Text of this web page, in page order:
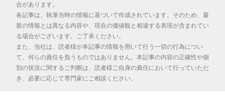
合があります。
各記事は、執筆当時の情報に基づいて作成されています。そのため、最
新の情報とは異なる内容や、現在の価値観と相違する表現が含まれてい
る場合がございます。ご了承ください。
また、当社は、読者様が本記事の情報を用いて行う一切の行為につい
て、何らの責任を負うものではありません。本記事の内容の正確性や個
別の状況に関するご判断は、読者様ご自身の責任において行っていただ
き、必要に応じて専門家にご相談ください。